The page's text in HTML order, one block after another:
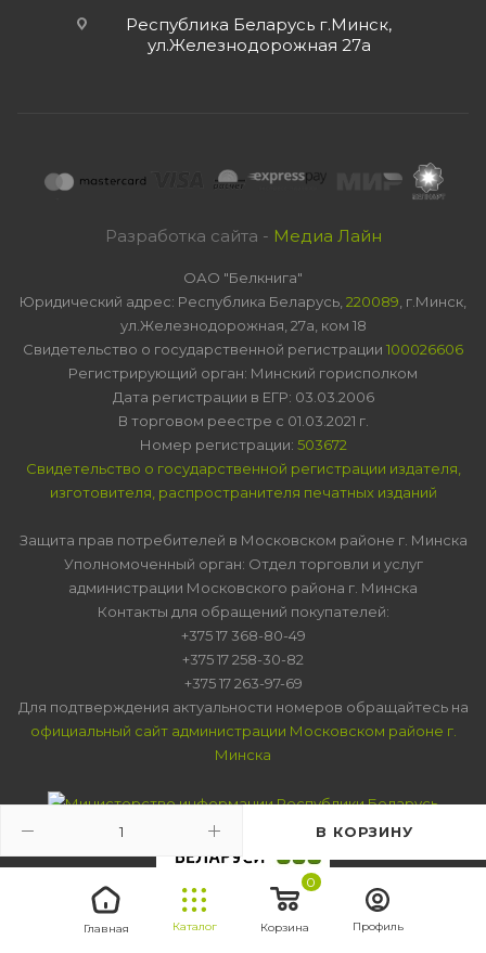
В КОРЗИНУ
Главная Каталог Корзина
0
Профиль
Республика Беларусь г.Минск,
ул.Железнодорожная 27а
Разработка сайта - Медиа Лайн
ОАО "Белкнига"
Юридический адрес: Республика Беларусь, 220089 , г.Минск,
ул.Железнодорожная, 27а, ком 18
Свидетельство о государственной регистрации 100026606
Регистрирующий орган: Минский горисполком
Дата регистрации в ЕГР: 03.03.2006
В торговом реестре с 01.03.2021 г.
Номер регистрации: 503672
Свидетельство о государственной регистрации издателя,
изготовителя, распространителя печатных изданий
Защита прав потребителей в Московском районе г. Минска
Уполномоченный орган: Отдел торговли и услуг
администрации Московского района г. Минска
Контакты для обращений покупателей:
+375 17 368-80-49
+375 17 258-30-82
+375 17 263-97-69
Для подтверждения актуальности номеров обращайтесь на
официальный сайт администрации Московском районе г.
Минска